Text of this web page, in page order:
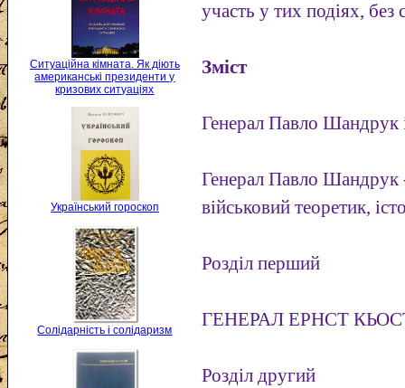
Ситуаційна кімната. Як діють
американські президенти у
кризових ситуаціях
Український гороскоп
Солідарність і солідаризм
участь у тих подіях, без
Зміст
Генерал Павло Шандрук
Генерал Павло Шандрук
військовий теоретик,
Розділ перший
ГЕНЕРАЛ ЕРНСТ
Розділ другий